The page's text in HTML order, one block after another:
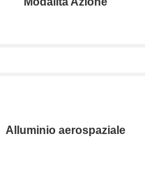
Alluminio aerospaziale